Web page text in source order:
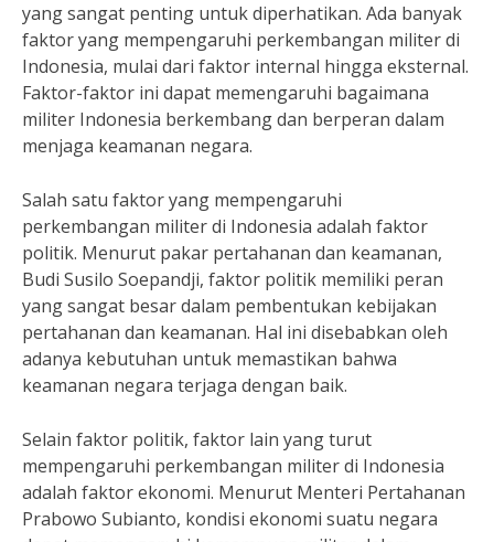
yang sangat penting untuk diperhatikan. Ada banyak
faktor yang mempengaruhi perkembangan militer di
Indonesia, mulai dari faktor internal hingga eksternal.
Faktor-faktor ini dapat memengaruhi bagaimana
militer Indonesia berkembang dan berperan dalam
menjaga keamanan negara.
Salah satu faktor yang mempengaruhi
perkembangan militer di Indonesia adalah faktor
politik. Menurut pakar pertahanan dan keamanan,
Budi Susilo Soepandji, faktor politik memiliki peran
yang sangat besar dalam pembentukan kebijakan
pertahanan dan keamanan. Hal ini disebabkan oleh
adanya kebutuhan untuk memastikan bahwa
keamanan negara terjaga dengan baik.
Selain faktor politik, faktor lain yang turut
mempengaruhi perkembangan militer di Indonesia
adalah faktor ekonomi. Menurut Menteri Pertahanan
Prabowo Subianto, kondisi ekonomi suatu negara